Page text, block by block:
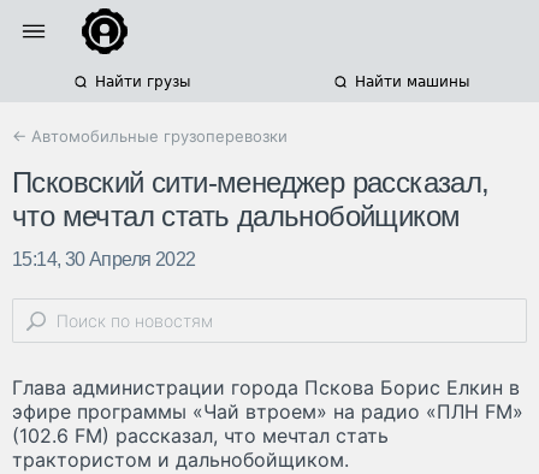
Найти грузы Найти машины
← Автомобильные грузоперевозки
Псковский сити-менеджер рассказал,
что мечтал стать дальнобойщиком
15:14, 30 Апреля 2022
Глава администрации города Пскова Борис Елкин в
эфире программы «Чай втроем» на радио «ПЛН FM»
(102.6 FM) рассказал, что мечтал стать
трактористом и дальнобойщиком.